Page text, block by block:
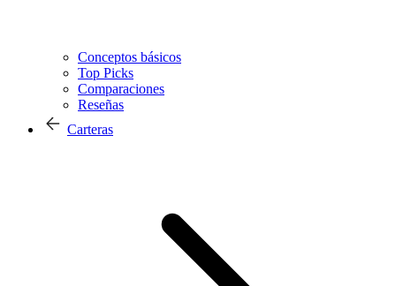
Conceptos básicos
Top Picks
Comparaciones
Reseñas
Carteras